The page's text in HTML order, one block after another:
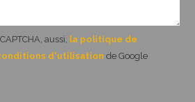
aussi, la politique de
d'utilisation de Google